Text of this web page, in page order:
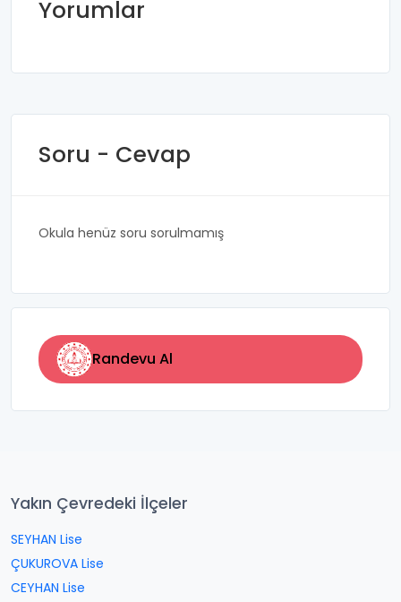
Yorumlar
Soru - Cevap
Okula henüz soru sorulmamış
Randevu Al
Yakın Çevredeki İlçeler
SEYHAN Lise
ÇUKUROVA Lise
CEYHAN Lise